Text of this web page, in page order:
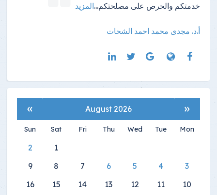
خدمتكم والحرص على مصلحتكم...المزيد
أ.د. مجدى محمد احمد الشحات
«
August 2026
»
Mon
Tue
Wed
Thu
Fri
Sat
Sun
1
2
3
4
5
6
7
8
9
10
11
12
13
14
15
16